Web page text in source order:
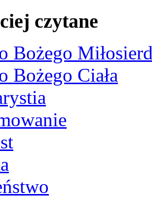
czytane
Bożego
Bożego Ciała